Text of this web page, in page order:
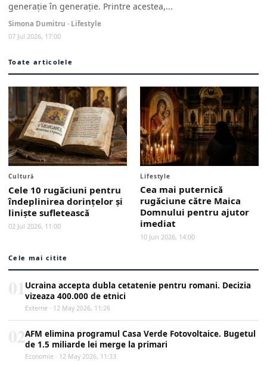
generație în generație. Printre acestea,...
Simona Dumitru · Lifestyle
07 Jul 2026, 17:00
Toate articolele
Cultură
Cele 10 rugăciuni pentru
îndeplinirea dorințelor și
liniște sufletească
02 Jul 2026, 11:00
Lifestyle
Cea mai puternică
rugăciune către Maica
Domnului pentru ajutor
imediat
10 Jun 2026, 14:00
Cele mai citite
Ucraina accepta dubla cetatenie pentru romani. Decizia
vizeaza 400.000 de etnici
Externe · 12 May 2026, 11:26
AFM elimina programul Casa Verde Fotovoltaice. Bugetul
de 1.5 miliarde lei merge la primari
Economie · 12 May 2026, 11:33